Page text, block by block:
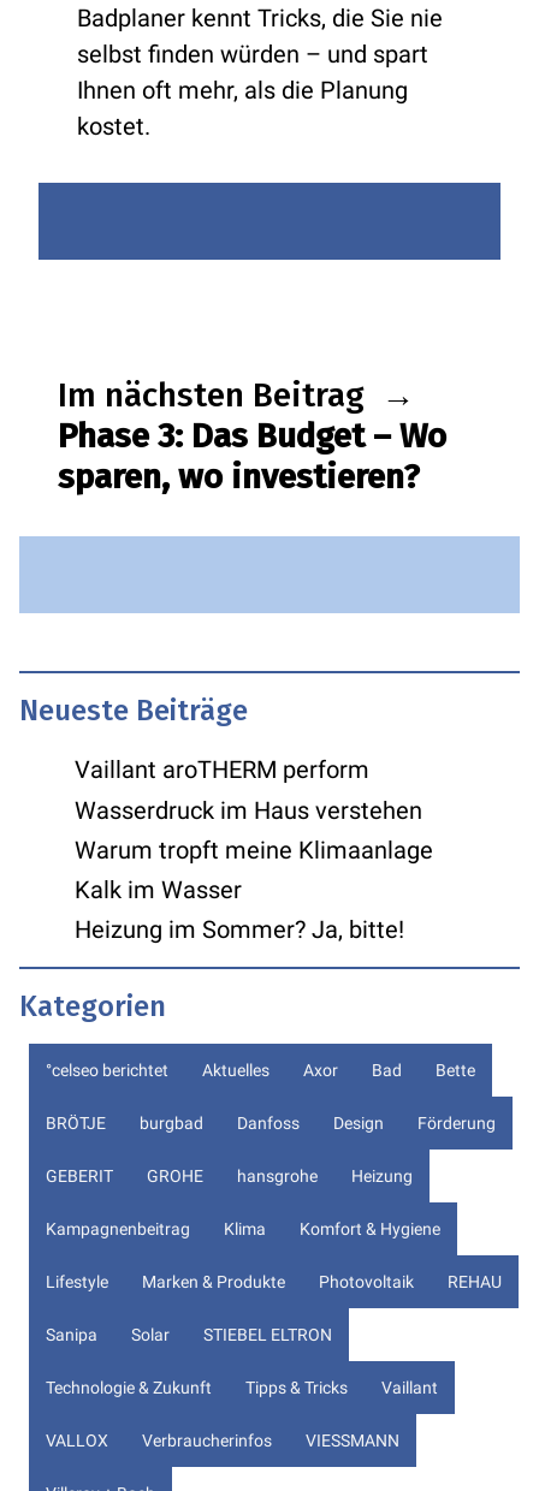
Badplaner kennt Tricks, die Sie nie
selbst finden würden – und spart
Ihnen oft mehr, als die Planung
kostet.
Im nächsten Beitrag →
Phase 3: Das Budget – Wo
sparen, wo investieren?
Neueste Beiträge
Vaillant aroTHERM perform
Wasserdruck im Haus verstehen
Warum tropft meine Klimaanlage
Kalk im Wasser
Heizung im Sommer? Ja, bitte!
Kategorien
°celseo berichtet Aktuelles Axor Bad Bette
BRÖTJE burgbad Danfoss Design Förderung
GEBERIT GROHE hansgrohe Heizung
Kampagnenbeitrag Klima Komfort & Hygiene
Lifestyle Marken & Produkte Photovoltaik REHAU
Sanipa Solar STIEBEL ELTRON
Technologie & Zukunft Tipps & Tricks Vaillant
VALLOX Verbraucherinfos VIESSMANN